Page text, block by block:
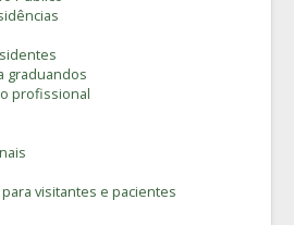
graduandos
profissional
visitantes e pacientes